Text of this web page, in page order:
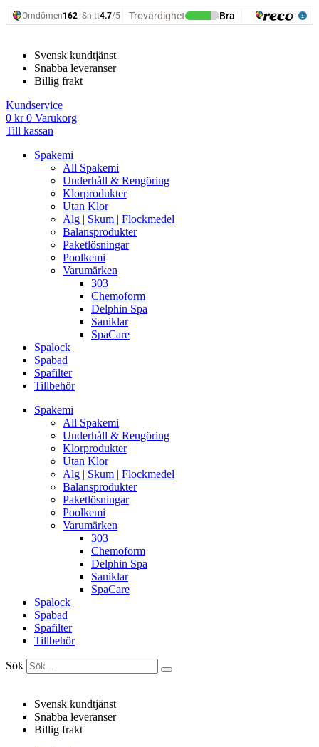
Hoppa
till
Svensk kundtjänst
Snabba leveranser
Billig frakt
Kundservice
0 kr 0 Varukorg
Till kassan
Spakemi
All Spakemi
Underhåll & Rengöring
Klorprodukter
Utan Klor
Alg | Skum | Flockmedel
Balansprodukter
Paketlösningar
Poolkemi
Varumärken
303
Chemoform
Delphin Spa
Saniklar
SpaCare
Spalock
Spabad
Spafilter
Tillbehör
Spakemi
All Spakemi
Underhåll & Rengöring
Klorprodukter
Utan Klor
Alg | Skum | Flockmedel
Balansprodukter
Paketlösningar
Poolkemi
Varumärken
303
Chemoform
Delphin Spa
Saniklar
SpaCare
Spalock
Spabad
Spafilter
Tillbehör
Sök
Svensk kundtjänst
Snabba leveranser
Billig frakt